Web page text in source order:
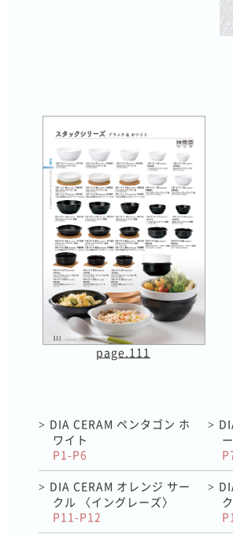
page.111
> DIA CERAM ペンタゴン ホ
ワイト
P1-P6
>
> DIA CERAM オレンジ サー
クル 〈イングレーズ〉
P11-P12
>